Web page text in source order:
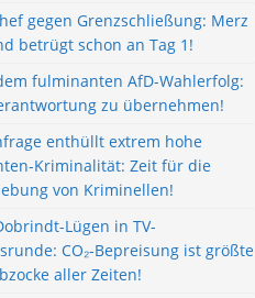
gegen Grenzschließung: Merz
betrügt schon an Tag 1!
fulminanten AfD-Wahlerfolg:
zu übernehmen!
enthüllt extrem hohe
Kriminalität: Zeit für die
von Kriminellen!
Lügen in TV-
CO₂-Bepreisung ist größte
aller Zeiten!